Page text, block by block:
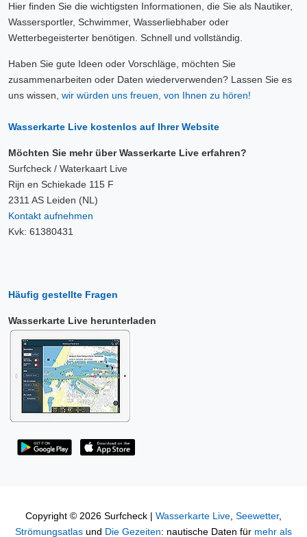
Hier finden Sie die wichtigsten Informationen, die Sie als Nautiker,
Wassersportler, Schwimmer, Wasserliebhaber oder
Wetterbegeisterter benötigen. Schnell und vollständig.
Haben Sie gute Ideen oder Vorschläge, möchten Sie
zusammenarbeiten oder Daten wiederverwenden? Lassen Sie es
uns wissen, wir würden uns freuen, von Ihnen zu hören!
Wasserkarte Live kostenlos auf Ihrer Website
Möchten Sie mehr über Wasserkarte Live erfahren?
Surfcheck / Waterkaart Live
Rijn en Schiekade 115 F
2311 AS Leiden (NL)
Kontakt aufnehmen
Kvk: 61380431
Häufig gestellte Fragen
Wasserkarte Live herunterladen
Copyright © 2026 Surfcheck | Wasserkarte Live, Seewetter,
Strömungsatlas und Die Gezeiten: nautische Daten für mehr als